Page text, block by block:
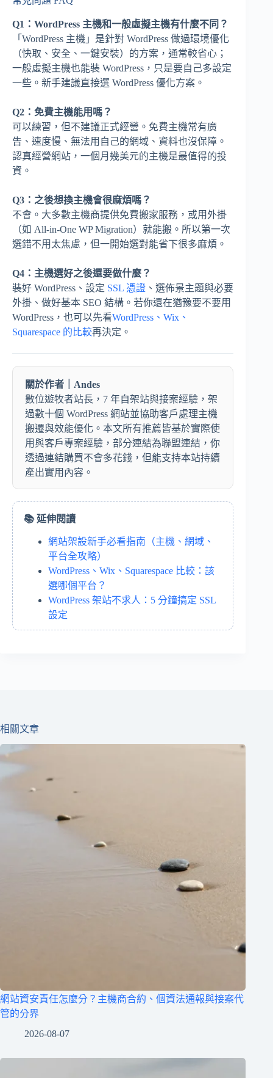
Q1：WordPress 主機和一般虛擬主機有什麼不同？
「WordPress 主機」是針對 WordPress 做過環境優化
（快取、安全、一鍵安裝）的方案，通常較省心；
一般虛擬主機也能裝 WordPress，只是要自己多設定
一些。新手建議直接選 WordPress 優化方案。
Q2：免費主機能用嗎？
可以練習，但不建議正式經營。免費主機常有廣
告、速度慢、無法用自己的網域、資料也沒保障。
認真經營網站，一個月幾美元的主機是最值得的投
資。
Q3：之後想換主機會很麻煩嗎？
不會。大多數主機商提供免費搬家服務，或用外掛
（如 All-in-One WP Migration）就能搬。所以第一次
選錯不用太焦慮，但一開始選對能省下很多麻煩。
Q4：主機選好之後還要做什麼？
裝好 WordPress、設定 SSL 憑證 、選佈景主題與必要
外掛、做好基本 SEO 結構。若你還在猶豫要不要用
WordPress，也可以先看WordPress、Wix、
Squarespace 的比較再決定。
關於作者｜Andes
數位遊牧者站長，7 年自架站與接案經驗，架
過數十個 WordPress 網站並協助客戶處理主機
搬遷與效能優化。本文所有推薦皆基於實際使
用與客戶專案經驗，部分連結為聯盟連結，你
透過連結購買不會多花錢，但能支持本站持續
產出實用內容。
📚 延伸閱讀
網站架設新手必看指南（主機、網域、
平台全攻略）
WordPress、Wix、Squarespace 比較：該
選哪個平台？
WordPress 架站不求人：5 分鐘搞定 SSL
設定
相關文章
網站資安責任怎麼分？主機商合約、個資法通報與接案代
管的分界
2026-08-07